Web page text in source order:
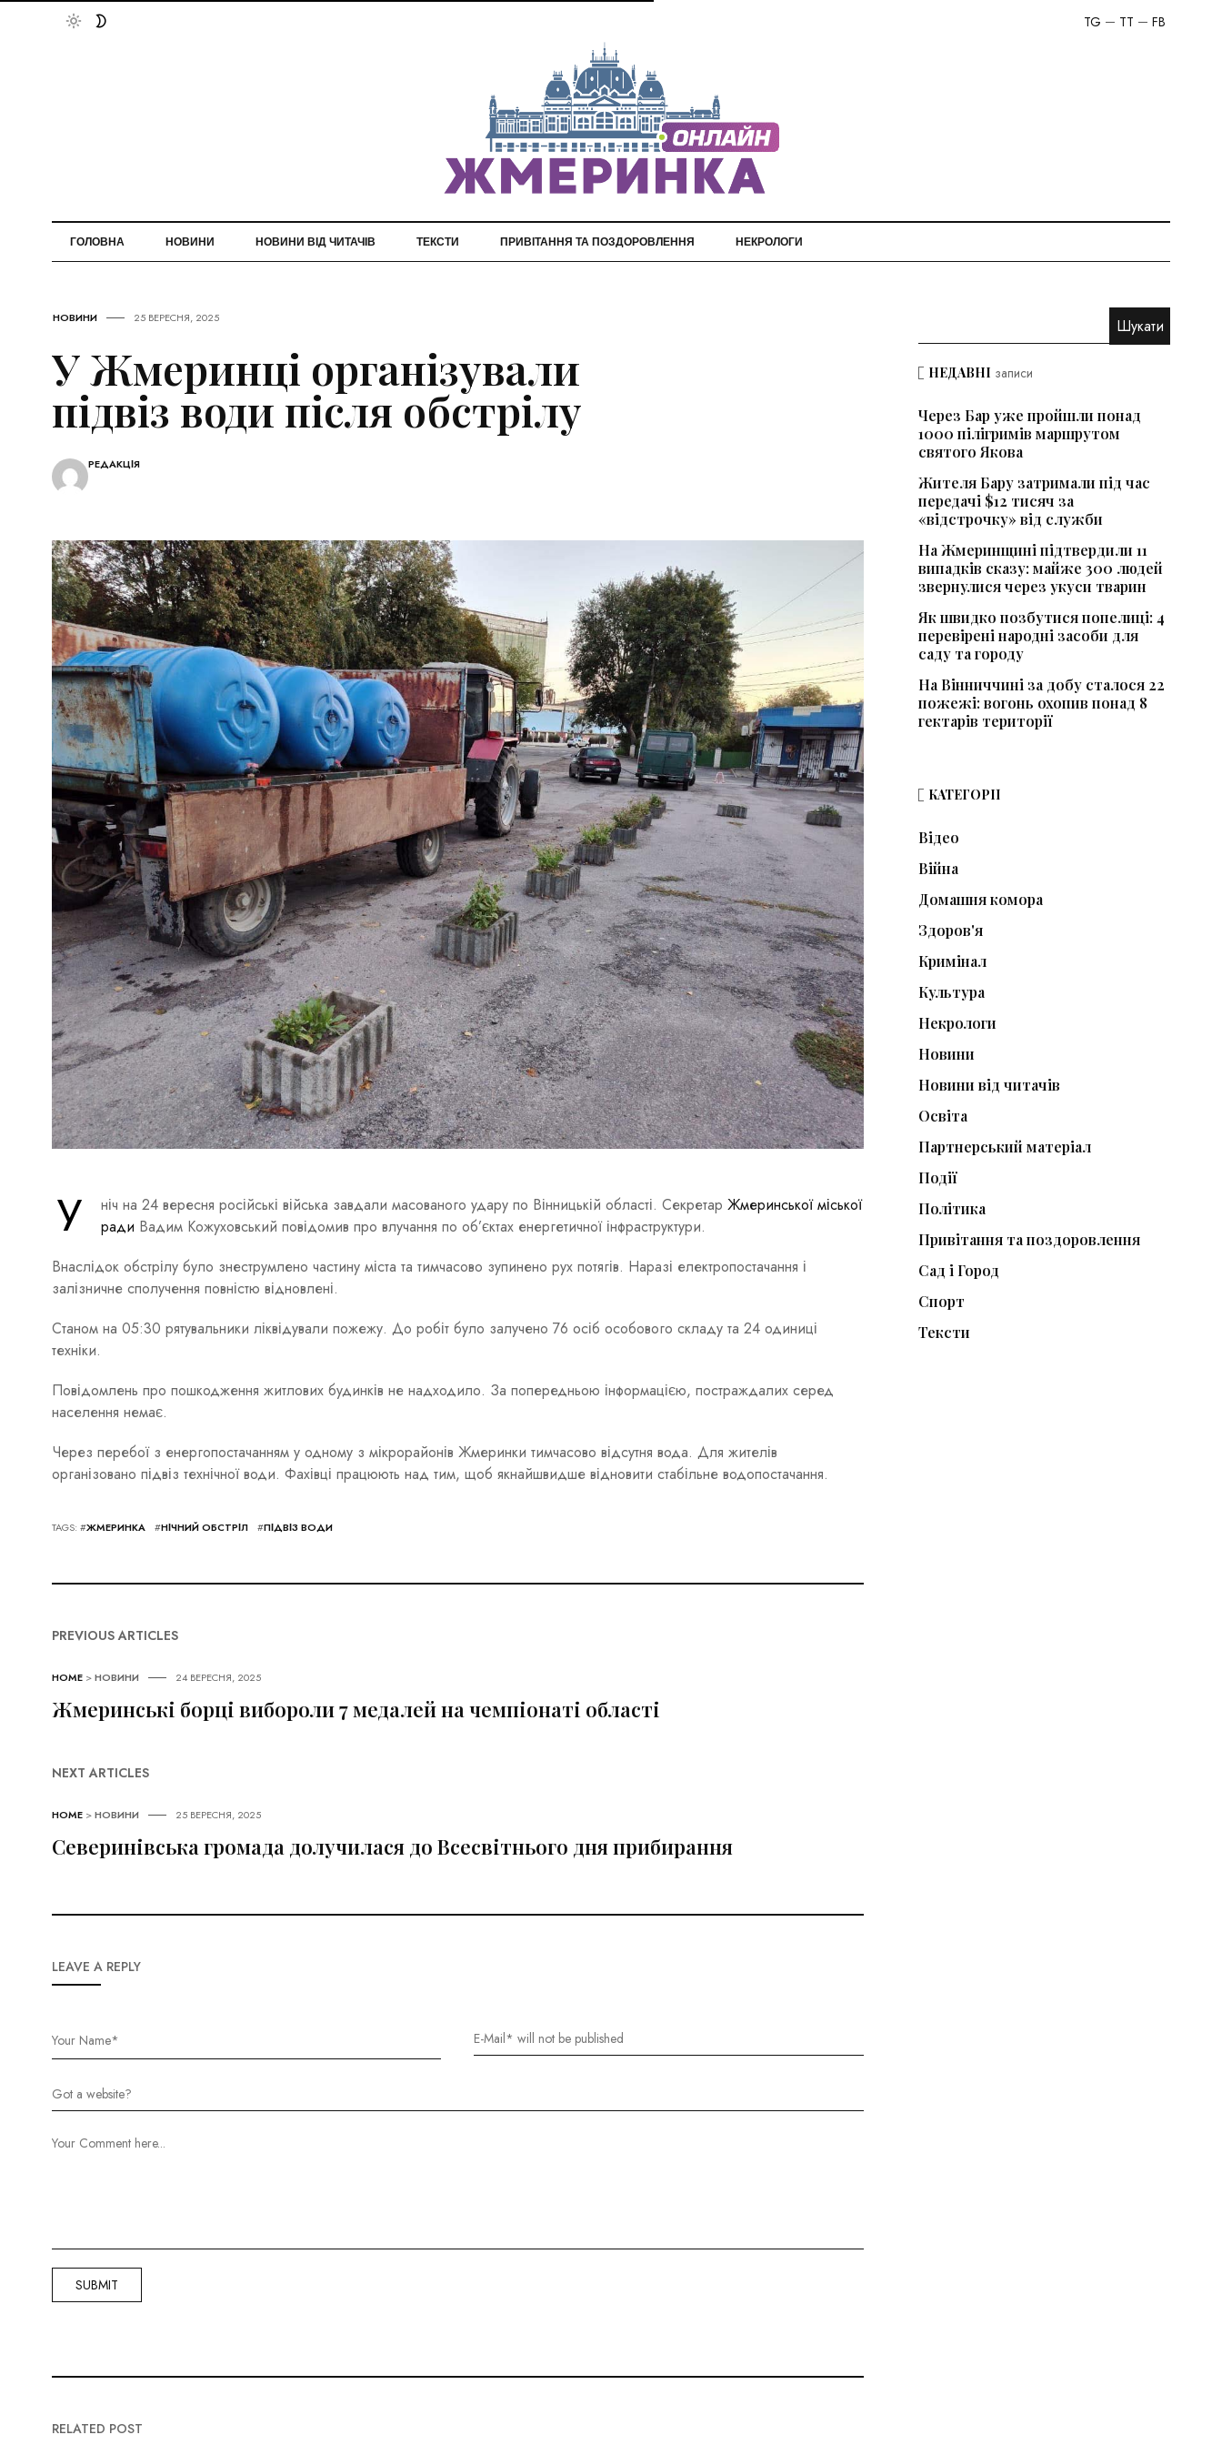
FB
TT
TG
ГОЛОВНА НОВИНИ НОВИНИ ВІД ЧИТАЧІВ ТЕКСТИ ПРИВІТАННЯ ТА ПОЗДОРОВЛЕННЯ НЕКРОЛОГИ
НОВИНИ 25 ВЕРЕСНЯ, 2025
У Жмеринці організували
підвіз води після обстрілу
РЕДАКЦІЯ
У ніч на 24 вересня російські війська завдали масованого удару по Вінницькій області. Секретар Жмеринської міської
ради Вадим Кожуховський повідомив про влучання по об’єктах енергетичної інфраструктури.
Внаслідок обстрілу було знеструмлено частину міста та тимчасово зупинено рух потягів. Наразі електропостачання і
залізничне сполучення повністю відновлені.
Станом на 05:30 рятувальники ліквідували пожежу. До робіт було залучено 76 осіб особового складу та 24 одиниці
техніки.
Повідомлень про пошкодження житлових будинків не надходило. За попередньою інформацією, постраждалих серед
населення немає.
Через перебої з енергопостачанням у одному з мікрорайонів Жмеринки тимчасово відсутня вода. Для жителів
організовано підвіз технічної води. Фахівці працюють над тим, щоб якнайшвидше відновити стабільне водопостачання.
TAGS: #ЖМЕРИНКА #НІЧНИЙ ОБСТРІЛ #ПІДВІЗ ВОДИ
PREVIOUS ARTICLES
HOME >НОВИНИ 24 ВЕРЕСНЯ, 2025
Жмеринські борці вибороли 7 медалей на чемпіонаті області
NEXT ARTICLES
HOME >НОВИНИ 25 ВЕРЕСНЯ, 2025
Северинівська громада долучилася до Всесвітнього дня прибирання
LEAVE A REPLY
RELATED POST
НЕДАВНІ записи
Через Бар уже пройшли понад
1000 пілігримів маршрутом
святого Якова
Жителя Бару затримали під час
передачі $12 тисяч за
«відстрочку» від служби
На Жмеринщині підтвердили 11
випадків сказу: майже 300 людей
звернулися через укуси тварин
Як швидко позбутися попелиці: 4
перевірені народні засоби для
саду та городу
На Вінниччині за добу сталося 22
пожежі: вогонь охопив понад 8
гектарів території
КАТЕГОРІЇ
Відео
Війна
Домашня комора
Здоров'я
Кримінал
Культура
Некрологи
Новини
Новини від читачів
Освіта
Партнерський матеріал
Події
Політика
Привітання та поздоровлення
Сад і Город
Спорт
Тексти